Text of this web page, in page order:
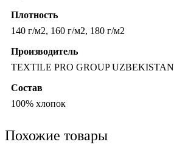
Плотность
140 г/м2, 160 г/м2, 180 г/м2
Производитель
TEXTILE PRO GROUP UZBEKISTAN
Состав
100% хлопок
Похожие товары